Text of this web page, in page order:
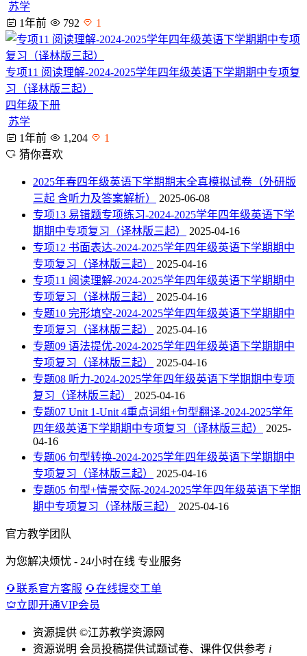
苏学
1年前
792 1
专项11 阅读理解-2024-2025学年四年级英语下学期期中专项复
习（译林版三起）
四年级下册
苏学
1年前
1,204
1
猜你喜欢
2025年春四年级英语下学期期末全真模拟试卷（外研版
三起 含听力及答案解析）
2025-06-08
专项13 易错题专项练习-2024-2025学年四年级英语下学
期期中专项复习（译林版三起）
2025-04-16
专项12 书面表达-2024-2025学年四年级英语下学期期中
专项复习（译林版三起）
2025-04-16
专项11 阅读理解-2024-2025学年四年级英语下学期期中
专项复习（译林版三起）
2025-04-16
专题10 完形填空-2024-2025学年四年级英语下学期期中
专项复习（译林版三起）
2025-04-16
专题09 语法提优-2024-2025学年四年级英语下学期期中
专项复习（译林版三起）
2025-04-16
专题08 听力-2024-2025学年四年级英语下学期期中专项
复习（译林版三起）
2025-04-16
专题07 Unit 1-Unit 4重点词组+句型翻译-2024-2025学年
四年级英语下学期期中专项复习（译林版三起）
2025-
04-16
专题06 句型转换-2024-2025学年四年级英语下学期期中
专项复习（译林版三起）
2025-04-16
专题05 句型+情景交际-2024-2025学年四年级英语下学期
期中专项复习（译林版三起）
2025-04-16
官方教学团队
为您解决烦忧 - 24小时在线 专业服务
联系官方客服
在线提交工单
立即开通VIP会员
资源提供 ©江苏教学资源网
资源说明 会员投稿提供试题试卷、课件仅供参考 i